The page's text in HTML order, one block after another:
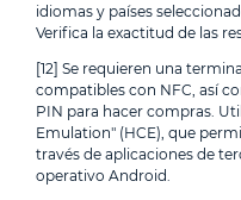
idiomas y países
Verifica la exactitud de las
[12] Se requieren una
compatibles con NFC, así
PIN para hacer compras.
Emulation" (HCE), que
través de aplicaciones de
operativo Android.